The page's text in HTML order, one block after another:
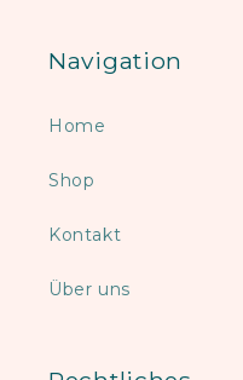
Navigation
Home
Shop
Kontakt
Über uns